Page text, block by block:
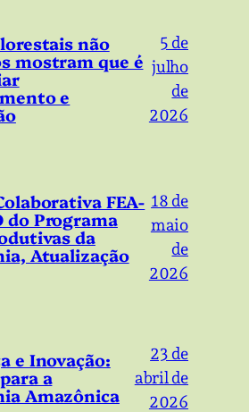
não
mostram que é
e
5 de
julho
de
2026
FEA-
do Programa
da
Atualização
18 de
maio
de
2026
e Inovação:
a
Amazônica
23 de
abril de
2026